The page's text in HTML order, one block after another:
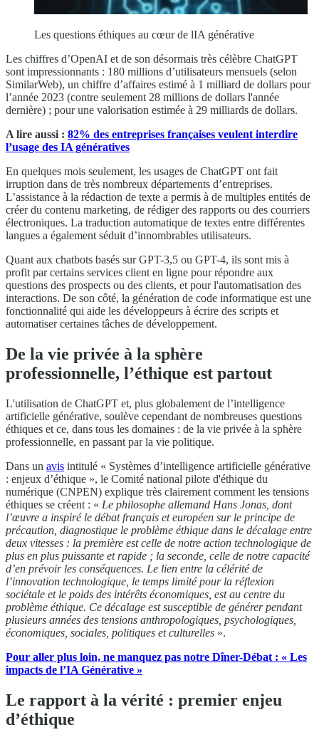
Les questions éthiques au cœur de lIA générative
Les chiffres d’OpenAI et de son désormais très célèbre ChatGPT
sont impressionnants : 180 millions d’utilisateurs mensuels (selon
SimilarWeb), un chiffre d’affaires estimé à 1 milliard de dollars pour
l’année 2023 (contre seulement 28 millions de dollars l'année
dernière) ; pour une valorisation estimée à 29 milliards de dollars.
A lire aussi : 82% des entreprises françaises veulent interdire
l’usage des IA génératives
En quelques mois seulement, les usages de ChatGPT ont fait
irruption dans de très nombreux départements d’entreprises.
L’assistance à la rédaction de texte a permis à de multiples entités de
créer du contenu marketing, de rédiger des rapports ou des courriers
électroniques. La traduction automatique de textes entre différentes
langues a également séduit d’innombrables utilisateurs.
Quant aux chatbots basés sur GPT-3,5 ou GPT-4, ils sont mis à
profit par certains services client en ligne pour répondre aux
questions des prospects ou des clients, et pour l'automatisation des
interactions. De son côté, la génération de code informatique est une
fonctionnalité qui aide les développeurs à écrire des scripts et
automatiser certaines tâches de développement.
De la vie privée à la sphère
professionnelle, l’éthique est partout
L'utilisation de ChatGPT et, plus globalement de l’intelligence
artificielle générative, soulève cependant de nombreuses questions
éthiques et ce, dans tous les domaines : de la vie privée à la sphère
professionnelle, en passant par la vie politique.
Dans un avis intitulé « Systèmes d’intelligence artificielle générative
: enjeux d’éthique », le Comité national pilote d'éthique du
numérique (CNPEN) explique très clairement comment les tensions
éthiques se créent : « Le philosophe allemand Hans Jonas, dont
l’œuvre a inspiré le débat français et européen sur le principe de
précaution, diagnostique le problème éthique dans le décalage entre
deux vitesses : la première est celle de notre action technologique de
plus en plus puissante et rapide ; la seconde, celle de notre capacité
d’en prévoir les conséquences. Le lien entre la célérité de
l’innovation technologique, le temps limité pour la réflexion
sociétale et le poids des intérêts économiques, est au centre du
problème éthique. Ce décalage est susceptible de générer pendant
plusieurs années des tensions anthropologiques, psychologiques,
économiques, sociales, politiques et culturelles ».
Pour aller plus loin, ne manquez pas notre Dîner-Débat : « Les
impacts de l’IA Générative »
Le rapport à la vérité : premier enjeu
d’éthique